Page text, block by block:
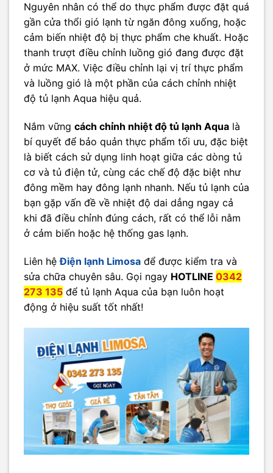
Nguyên nhân có thể do thực phẩm được đặt quá
gần cửa thổi gió lạnh từ ngăn đông xuống, hoặc
cảm biến nhiệt độ bị thực phẩm che khuất. Hoặc
thanh trượt điều chỉnh luồng gió đang được đặt
ở mức MAX. Việc điều chỉnh lại vị trí thực phẩm
và luồng gió là một phần của cách chỉnh nhiệt
độ tủ lạnh Aqua hiệu quả.
Nắm vững cách chỉnh nhiệt độ tủ lạnh Aqua là
bí quyết để bảo quản thực phẩm tối ưu, đặc biệt
là biết cách sử dụng linh hoạt giữa các dòng tủ
cơ và tủ điện tử, cùng các chế độ đặc biệt như
đông mềm hay đông lạnh nhanh. Nếu tủ lạnh của
bạn gặp vấn đề về nhiệt độ dai dẳng ngay cả
khi đã điều chỉnh đúng cách, rất có thể lỗi nằm
ở cảm biến hoặc hệ thống gas lạnh.
Liên hệĐiện lạnh Limosa để được kiểm tra và
sửa chữa chuyên sâu. Gọi ngay HOTLINE 0342
273 135 để tủ lạnh Aqua của bạn luôn hoạt
động ở hiệu suất tốt nhất!